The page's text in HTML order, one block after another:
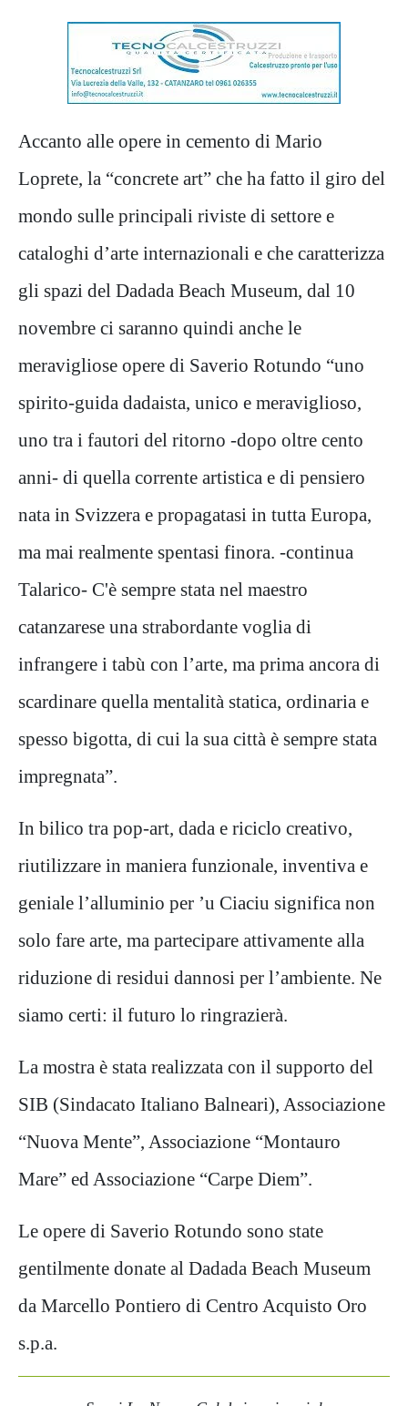
Accanto alle opere in cemento di Mario
Loprete, la “concrete art” che ha fatto il giro del
mondo sulle principali riviste di settore e
cataloghi d’arte internazionali e che caratterizza
gli spazi del Dadada Beach Museum, dal 10
novembre ci saranno quindi anche le
meravigliose opere di Saverio Rotundo “uno
spirito-guida dadaista, unico e meraviglioso,
uno tra i fautori del ritorno -dopo oltre cento
anni- di quella corrente artistica e di pensiero
nata in Svizzera e propagatasi in tutta Europa,
ma mai realmente spentasi finora. -continua
Talarico- C'è sempre stata nel maestro
catanzarese una strabordante voglia di
infrangere i tabù con l’arte, ma prima ancora di
scardinare quella mentalità statica, ordinaria e
spesso bigotta, di cui la sua città è sempre stata
impregnata”.
In bilico tra pop-art, dada e riciclo creativo,
riutilizzare in maniera funzionale, inventiva e
geniale l’alluminio per ’u Ciaciu significa non
solo fare arte, ma partecipare attivamente alla
riduzione di residui dannosi per l’ambiente. Ne
siamo certi: il futuro lo ringrazierà.
La mostra è stata realizzata con il supporto del
SIB (Sindacato Italiano Balneari), Associazione
“Nuova Mente”, Associazione “Montauro
Mare” ed Associazione “Carpe Diem”.
Le opere di Saverio Rotundo sono state
gentilmente donate al Dadada Beach Museum
da Marcello Pontiero di Centro Acquisto Oro
s.p.a.